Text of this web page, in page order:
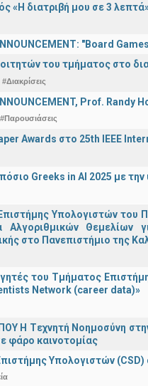
«Η διατριβή μου σε 3
"Board
του τμήματος στο
#Διακρίσεις
Prof. Randy
#Παρουσιάσεις
Awards στο 25th IEEE
Greeks in AI 2025 με
Υπολογιστών του
Αλγοριθμικών Θεμελίων
στο Πανεπιστήμιο της
του Τμήματος
Network (career data)»
H Tεχνητή Νοημοσύνη
φάρο καινοτομίας
Υπολογιστών